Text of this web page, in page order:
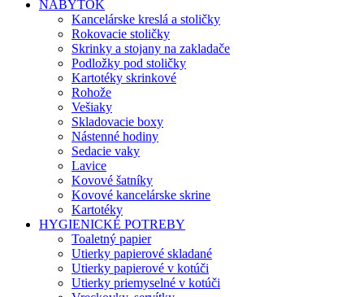
NÁBYTOK
Kancelárske kreslá a stoličky
Rokovacie stoličky
Skrinky a stojany na zakladače
Podložky pod stoličky
Kartotéky skrinkové
Rohože
Vešiaky
Skladovacie boxy
Nástenné hodiny
Sedacie vaky
Lavice
Kovové šatníky
Kovové kancelárske skrine
Kartotéky
HYGIENICKÉ POTREBY
Toaletný papier
Utierky papierové skladané
Utierky papierové v kotúči
Utierky priemyselné v kotúči